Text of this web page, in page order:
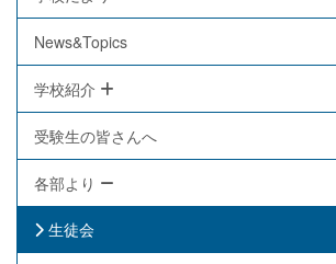
News&Topics
学校紹介
受験生の皆さんへ
各部より
生徒会